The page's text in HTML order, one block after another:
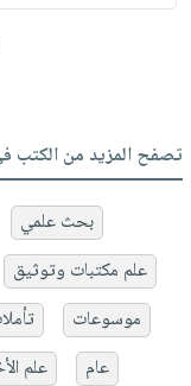
تصفح المزيد من الكتب
بحث علمي
علم مكتبات وتوثيق
موسوعات
عام
علم